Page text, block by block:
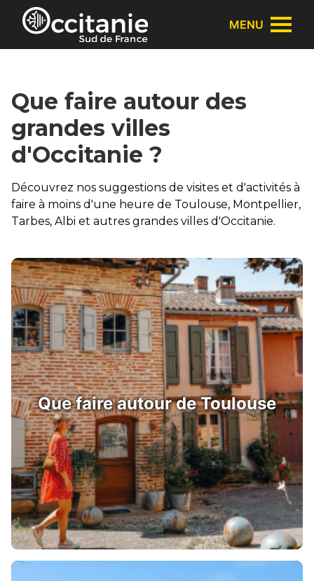
Panneau de gestion des cookies
MENU
Que faire autour des
grandes villes
d'Occitanie ?
Découvrez nos suggestions de visites et d'activités à
faire à moins d'une heure de Toulouse, Montpellier,
Tarbes, Albi et autres grandes villes d'Occitanie.
Que faire autour de Toulouse